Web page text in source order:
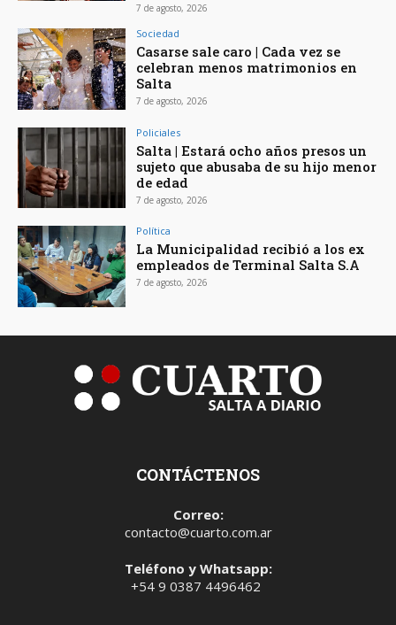
7 de agosto, 2026
Sociedad
Casarse sale caro | Cada vez se
celebran menos matrimonios en
Salta
7 de agosto, 2026
Policiales
Salta | Estará ocho años presos un
sujeto que abusaba de su hijo menor
de edad
7 de agosto, 2026
Política
La Municipalidad recibió a los ex
empleados de Terminal Salta S.A
7 de agosto, 2026
CONTÁCTENOS
Correo:
contacto@cuarto.com.ar
Teléfono y Whatsapp:
+54 9 0387 4496462